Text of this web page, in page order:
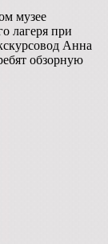
музее
лагеря при
Анна
обзорную